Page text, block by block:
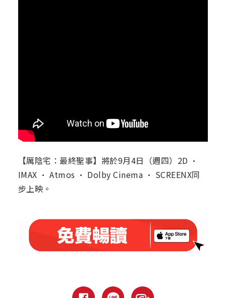
【厲陰宅：最終聖事】將於9月4日（週四）2D ·
IMAX · Atmos · Dolby Cinema · SCREENX同
步上映。